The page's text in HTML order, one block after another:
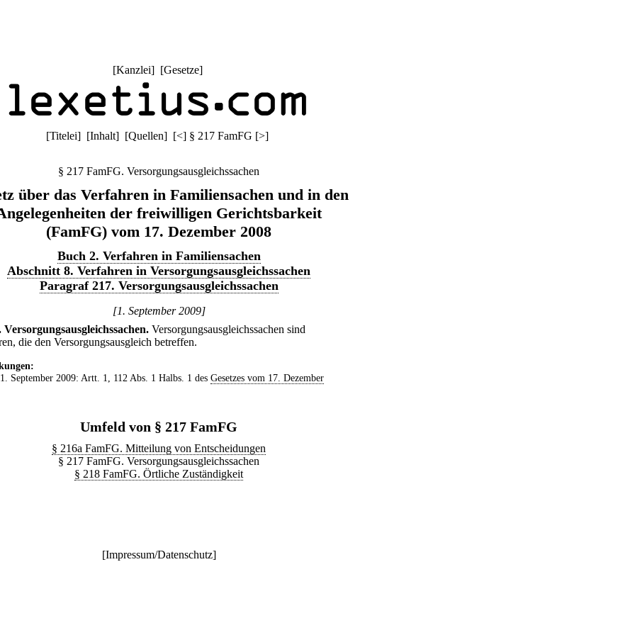
[Kanzlei] [Gesetze]
[Titelei] [Inhalt] [Quellen] [<] § 217 FamFG [>]
§ 217 FamFG. Versorgungsausgleichssachen
über das Verfahren in Familiensachen und in den
der freiwilligen Gerichtsbarkeit
(FamFG) vom 17. Dezember 2008
Buch 2. Verfahren in Familiensachen
Abschnitt 8. Verfahren in Versorgungsausgleichssachen
Paragraf 217. Versorgungsausgleichssachen
[1. September 2009]
Versorgungsausgleichssachen. Versorgungsausgleichssachen sind
die den Versorgungsausgleich betreffen.
September 2009: Artt. 1, 112 Abs. 1 Halbs. 1 des Gesetzes vom 17. Dezember
Umfeld von § 217 FamFG
§ 216a FamFG. Mitteilung von Entscheidungen
§ 217 FamFG. Versorgungsausgleichssachen
§ 218 FamFG. Örtliche Zuständigkeit
[Impressum/Datenschutz]